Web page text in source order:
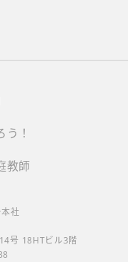
教師
！
社
号 18HTビル3階